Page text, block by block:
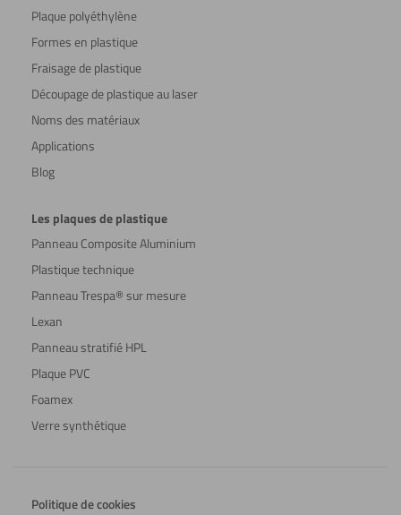
Plaque polyéthylène
Formes en plastique
Fraisage de plastique
Découpage de plastique au laser
Noms des matériaux
Applications
Blog
Les plaques de plastique
Panneau Composite Aluminium
Plastique technique
Panneau Trespa® sur mesure
Lexan
Panneau stratifié HPL
Plaque PVC
Foamex
Verre synthétique
Politique de cookies